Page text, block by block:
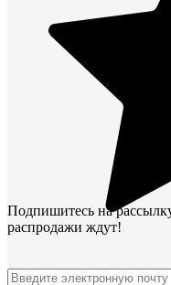
Подпишитесь на
распродажи ждут!